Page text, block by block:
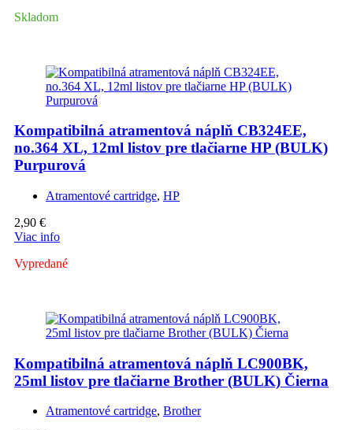
Skladom
Kompatibilná atramentová náplň CB324EE,
no.364 XL, 12ml listov pre tlačiarne HP (BULK)
Purpurová
Atramentové cartridge, HP
2,90 €
Viac info
Vypredané
Kompatibilná atramentová náplň LC900BK,
25ml listov pre tlačiarne Brother (BULK) Čierna
Atramentové cartridge, Brother